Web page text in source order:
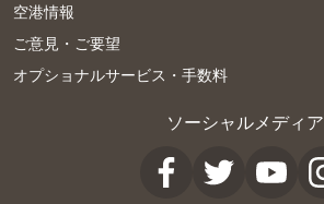
空港情報
ご意見・ご要望
オプショナルサービス・手数料
ソーシャルメディア